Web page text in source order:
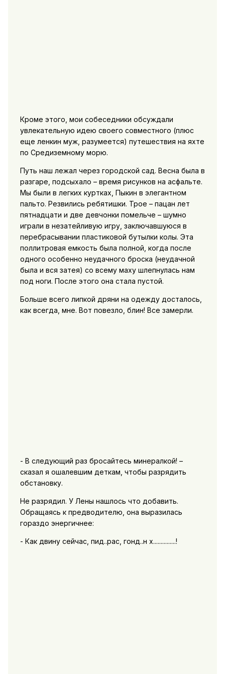
Кроме этого, мои собеседники обсуждали
увлекательную идею своего совместного (плюс
еще ленкин муж, разумеется) путешествия на яхте
по Средиземному морю.
Путь наш лежал через городской сад. Весна была в
разгаре, подсыхало – время рисунков на асфальте.
Мы были в легких куртках, Пыкин в элегантном
пальто. Резвились ребятишки. Трое – пацан лет
пятнадцати и две девчонки помельче – шумно
играли в незатейливую игру, заключавшуюся в
перебрасывании пластиковой бутылки колы. Эта
поллитровая емкость была полной, когда после
одного особенно неудачного броска (неудачной
была и вся затея) со всему маху шлепнулась нам
под ноги. После этого она стала пустой.
Больше всего липкой дряни на одежду досталось,
как всегда, мне. Вот повезло, блин! Все замерли.
- В следующий раз бросайтесь минералкой! –
сказал я ошалевшим деткам, чтобы разрядить
обстановку.
Не разрядил. У Лены нашлось что добавить.
Обращаясь к предводителю, она выразилась
гораздо энергичнее:
- Как двину сейчас, пид..рас, гонд..н х...............!